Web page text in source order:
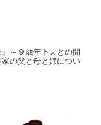
～９歳年下夫との間
の父と母と姉につい